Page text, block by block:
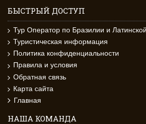
БЫСТРЫЙ ДОСТУП
Тур Оператор по Бразилии и
Туристическая информация
Политика конфиденциальности
Правила и условия
Обратная связь
Карта сайта
Главная
НАША КОМАНДА